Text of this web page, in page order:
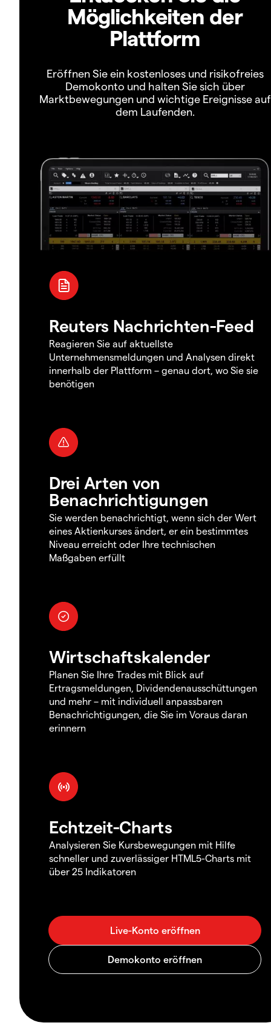
Möglichkeiten der
Plattform
Eröffnen Sie ein kostenloses und risikofreies
Demokonto und halten Sie sich über
Marktbewegungen und wichtige Ereignisse auf
dem Laufenden.
Reuters Nachrichten-Feed
Reagieren Sie auf aktuellste
Unternehmensmeldungen und Analysen direkt
innerhalb der Plattform – genau dort, wo Sie sie
benötigen
Drei Arten von
Benachrichtigungen
Sie werden benachrichtigt, wenn sich der Wert
eines Aktienkurses ändert, er ein bestimmtes
Niveau erreicht oder Ihre technischen
Maßgaben erfüllt
Wirtschaftskalender
Planen Sie Ihre Trades mit Blick auf
Ertragsmeldungen, Dividendenausschüttungen
und mehr – mit individuell anpassbaren
Benachrichtigungen, die Sie im Voraus daran
erinnern
Echtzeit-Charts
Analysieren Sie Kursbewegungen mit Hilfe
schneller und zuverlässiger HTML5-Charts mit
über 25 Indikatoren